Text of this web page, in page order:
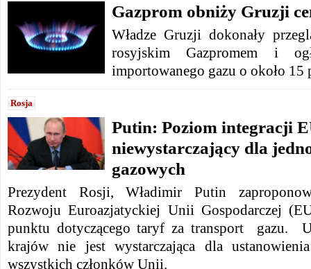
Gazprom obniży Gruzji
Władze Gruzji dokonały
rosyjskim Gazpromem i
importowanego gazu o około 15
Rosja
Putin: Poziom integracji
niewystarczający dla
gazowych
Prezydent Rosji, Władimir Putin
Rozwoju Euroazjatyckiej Unii Gospodarczej
punktu dotyczącego taryf za transport gazu.
krajów nie jest wystarczająca dla
wszystkich członków Unii.